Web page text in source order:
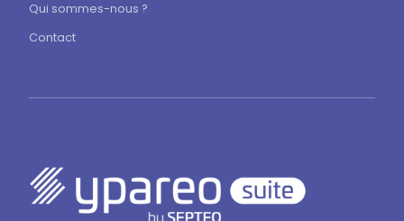
Qui sommes-nous ?
Contact